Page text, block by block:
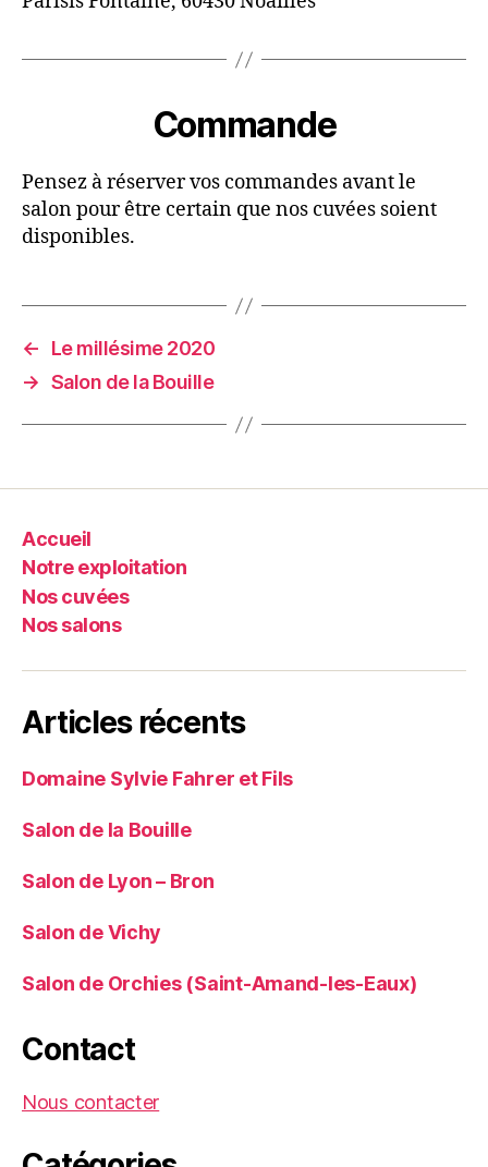
Commande
Pensez à réserver vos commandes avant le
salon pour être certain que nos cuvées soient
disponibles.
←
Le millésime 2020
→ Salon de la Bouille
Accueil
Notre exploitation
Nos cuvées
Nos salons
Articles récents
Domaine Sylvie Fahrer et Fils
Salon de la Bouille
Salon de Lyon – Bron
Salon de Vichy
Salon de Orchies (Saint-Amand-les-Eaux)
Contact
Nous contacter